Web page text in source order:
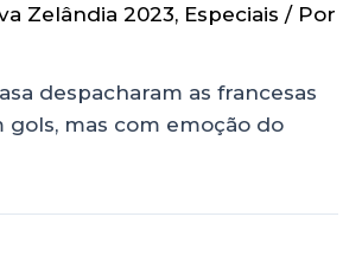
Zelândia 2023, Especiais / Por
despacharam as francesas
gols, mas com emoção do